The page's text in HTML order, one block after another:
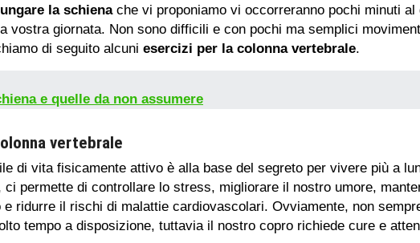
la schienache vi proponiamo vi occorreranno pochi minuti al
vostra giornata. Non sono difficili e con pochi ma semplici
di seguito alcuni esercizi per la colonna vertebrale.
e quelle da non assumere
vertebrale
di vita fisicamente attivo è alla base del segreto per vivere più a
ci permette di controllare lo stress, migliorare il nostro umore,
ridurre il rischi di malattie cardiovascolari. Ovviamente, non
tempo a disposizione, tuttavia il nostro copro richiede cure e